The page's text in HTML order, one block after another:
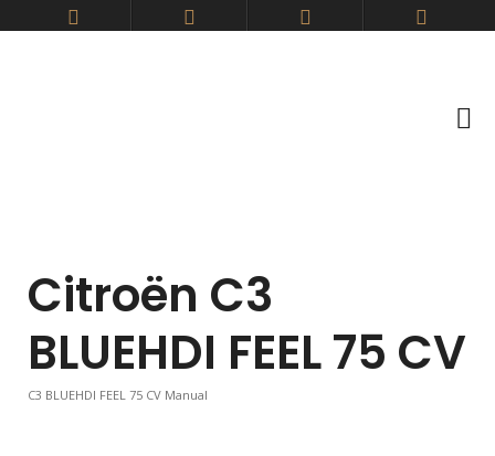
Citroën C3
BLUEHDI FEEL 75 CV
C3 BLUEHDI FEEL 75 CV Manual